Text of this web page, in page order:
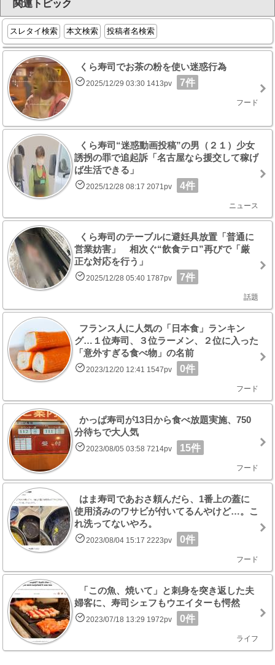
関連トピック
スレタイ検索 本文検索 投稿者名検索
くら寿司でお茶の粉を使い迷惑行為
2025/12/29 03:30 1413pv 7件
フード
くら寿司“迷惑動画投稿”の男（２１）少女
誘拐の罪で追起訴「名古屋なら援交して稼げ
ば生活できる」
2025/12/28 08:17 2071pv 4件
ニュース
くら寿司のテーブルに避妊具放置「普通に
営業妨害」 相次ぐ“飲食テロ”再びで「厳
正な対応を行う」
2025/12/28 05:40 1787pv 7件
話題
フランス人に人気の「日本食」ランキン
グ…１位寿司、３位ラーメン、２位に入った
「意外すぎる食べ物」の名前
2023/12/20 12:41 1547pv 0件
フード
かっぱ寿司が13日から食べ放題実施、750
分待ちで大人気
2023/08/05 03:58 7214pv 15件
フード
はま寿司であおさ頼んだら、1番上の蓋に
使用済みのワサビが付いてるんやけど…。こ
れ洗ってないやろ。
2023/08/04 15:17 2223pv 0件
フード
「この魚、焼いて」と刺身を突き返した夫
婦客に、寿司シェフもウエイターも愕然
2023/07/18 13:29 1972pv 0件
ライフ